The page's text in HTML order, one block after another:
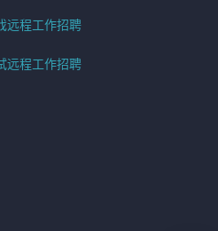
远程工作招聘
远程工作招聘